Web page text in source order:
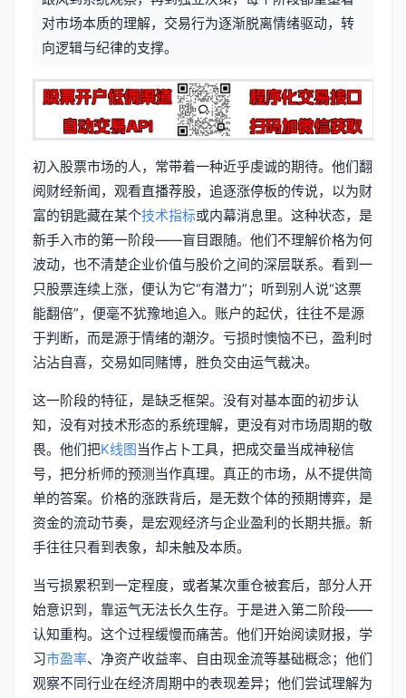
息
签
对市场本质的理解，交易行为逐渐脱离情绪驱动，转
向逻辑与纪律的支撑。
初入股票市场的人，常带着一种近乎虔诚的期待。他们翻
阅财经新闻，观看直播荐股，追逐涨停板的传说，以为财
富的钥匙藏在某个技术指标或内幕消息里。这种状态，是
新手入市的第一阶段——盲目跟随。他们不理解价格为何
波动，也不清楚企业价值与股价之间的深层联系。看到一
只股票连续上涨，便认为它“有潜力”；听到别人说“这票
能翻倍”，便毫不犹豫地追入。账户的起伏，往往不是源
于判断，而是源于情绪的潮汐。亏损时懊恼不已，盈利时
沾沾自喜，交易如同赌博，胜负交由运气裁决。
这一阶段的特征，是缺乏框架。没有对基本面的初步认
知，没有对技术形态的系统理解，更没有对市场周期的敬
畏。他们把K线图当作占卜工具，把成交量当成神秘信
号，把分析师的预测当作真理。真正的市场，从不提供简
单的答案。价格的涨跌背后，是无数个体的预期博弈，是
资金的流动节奏，是宏观经济与企业盈利的长期共振。新
手往往只看到表象，却未触及本质。
当亏损累积到一定程度，或者某次重仓被套后，部分人开
始意识到，靠运气无法长久生存。于是进入第二阶段——
认知重构。这个过程缓慢而痛苦。他们开始阅读财报，学
习市盈率、净资产收益率、自由现金流等基础概念；他们
观察不同行业在经济周期中的表现差异；他们尝试理解为